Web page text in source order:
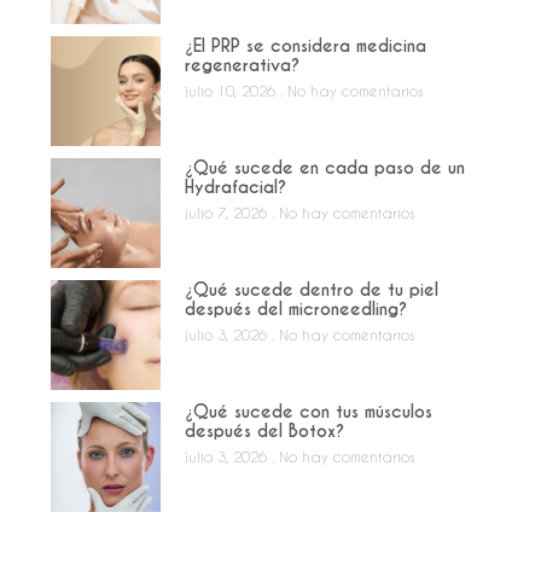
¿El PRP se considera medicina
regenerativa?
julio 10, 2026 No hay comentarios
¿Qué sucede en cada paso de un
Hydrafacial?
julio 7, 2026 No hay comentarios
¿Qué sucede dentro de tu piel
después del microneedling?
julio 3, 2026 No hay comentarios
¿Qué sucede con tus músculos
después del Botox?
julio 3, 2026 No hay comentarios